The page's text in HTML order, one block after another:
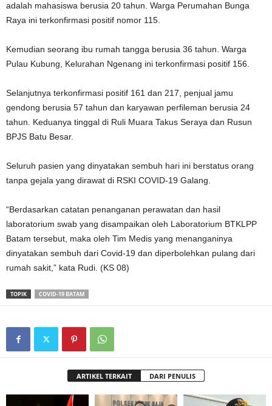
adalah mahasiswa berusia 20 tahun. Warga Perumahan Bunga
Raya ini terkonfirmasi positif nomor 115.
Kemudian seorang ibu rumah tangga berusia 36 tahun. Warga
Pulau Kubung, Kelurahan Ngenang ini terkonfirmasi positif 156.
Selanjutnya terkonfirmasi positif 161 dan 217, penjual jamu
gendong berusia 57 tahun dan karyawan perfileman berusia 24
tahun. Keduanya tinggal di Ruli Muara Takus Seraya dan Rusun
BPJS Batu Besar.
Seluruh pasien yang dinyatakan sembuh hari ini berstatus orang
tanpa gejala yang dirawat di RSKI COVID-19 Galang.
“Berdasarkan catatan penanganan perawatan dan hasil
laboratorium swab yang disampaikan oleh Laboratorium BTKLPP
Batam tersebut, maka oleh Tim Medis yang menanganinya
dinyatakan sembuh dari Covid-19 dan diperbolehkan pulang dari
rumah sakit,” kata Rudi. (KS 08)
TOPIK COVID-19 BATAM
ARTIKEL TERKAIT DARI PENULIS